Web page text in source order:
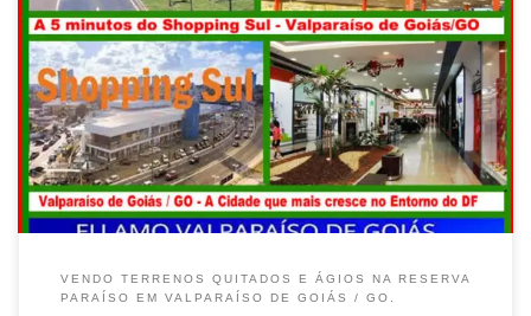
RESERVA PARAÍSO , Vendo terreno comercial , 1.000 Mts , de
Esquina , atrás da Vem Ki Tem RESERVA PARAÍSO , Vendo
terreno Quitado , aceita Financiamento da CEF , Valparaíso de
Goiás RESERVA PARAÍSO , Vendo Ágio, terreno comercial, de
Esquina , Av. Principal , Qd. 16 […]
VENDO TERRENOS QUITADOS E ÁGIOS NA RESERVA
PARAÍSO EM VALPARAÍSO DE GOIÁS / GO.